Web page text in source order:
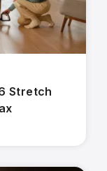
Stretch